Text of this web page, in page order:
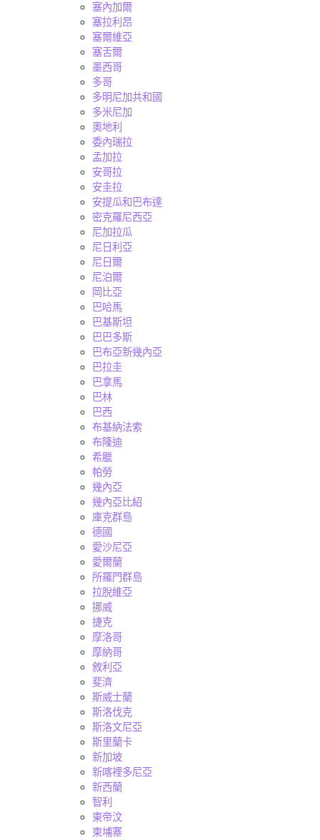
塞內加爾
塞拉利昂
塞爾維亞
塞舌爾
墨西哥
多哥
多明尼加共和國
多米尼加
奧地利
委內瑞拉
孟加拉
安哥拉
安圭拉
安提瓜和巴布達
密克羅尼西亞
尼加拉瓜
尼日利亞
尼日爾
尼泊爾
岡比亞
巴哈馬
巴基斯坦
巴巴多斯
巴布亞新幾內亞
巴拉圭
巴拿馬
巴林
巴西
布基納法索
布隆迪
希臘
帕勞
幾內亞
幾內亞比紹
庫克群島
德國
愛沙尼亞
愛爾蘭
所羅門群島
拉脫維亞
挪威
捷克
摩洛哥
摩納哥
敘利亞
斐濟
斯威士蘭
斯洛伐克
斯洛文尼亞
斯里蘭卡
新加坡
新喀裡多尼亞
新西蘭
智利
東帝汶
柬埔寨